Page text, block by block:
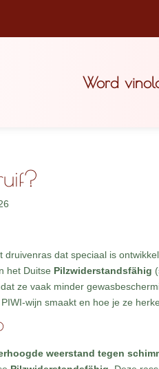
Word
druivenras dat speciaal is
het Duitse Pilzwiderstandsfähig
ze vaak minder
wijn smaakt en hoe je ze
weerstand tegen